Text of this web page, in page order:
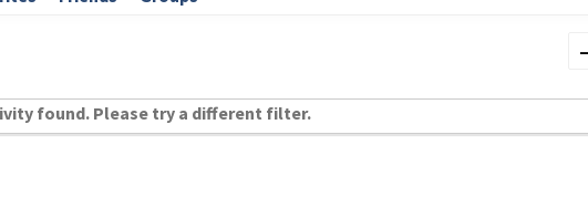
found. Please try a different filter.